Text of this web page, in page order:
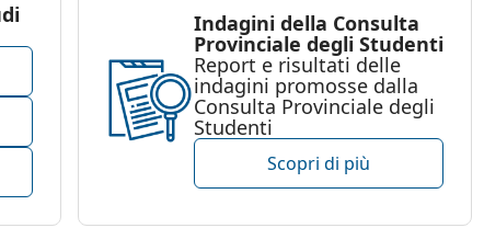
Indagini della Consulta
Provinciale degli Studenti
Report e risultati delle
indagini promosse dalla
Consulta Provinciale degli
Studenti
Scopri di più